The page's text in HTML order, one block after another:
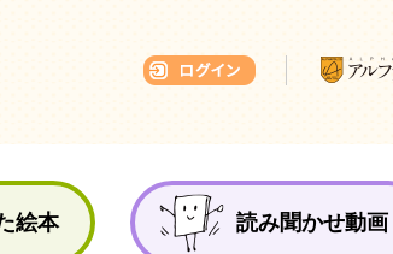
絵本 読み聞かせ動画